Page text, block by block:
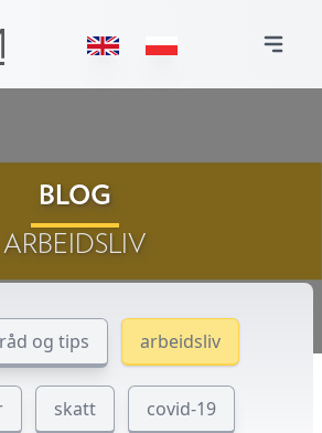
BLOG
ARBEIDSLIV
råd og tips arbeidsliv
skatt covid-19